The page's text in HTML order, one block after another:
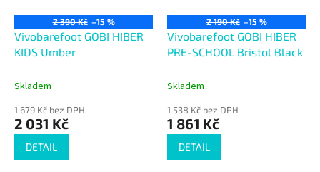
2 390 Kč –15 %
Vivobarefoot GOBI HIBER
KIDS Umber
Skladem
1 679 Kč bez DPH
2 031 Kč
DETAIL
2 190 Kč –15 %
Vivobarefoot GOBI HIBER
PRE-SCHOOL Bristol Black
Skladem
1 538 Kč bez DPH
1 861 Kč
DETAIL